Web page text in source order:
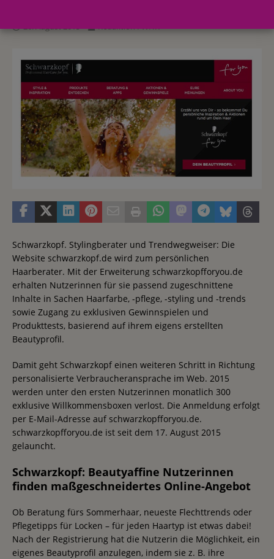
Schwarzkopf. Stylingberater und Trendwegweiser: Die
Website schwarzkopf.de wird zum persönlichen
Haarberater. Mit der Erweiterung schwarzkopfforyou.de
erhalten Nutzerinnen für sie passend zugeschnittene
Inhalte in Sachen Haarfarbe, -pflege, -styling und -trends
sowie Zugang zu exklusiven Gewinnspielen und
Produkttests, basierend auf ihrem eigens erstellten
Beautyprofil.
Damit geht Schwarzkopf einen weiteren Schritt in Richtung
personalisierte Verbraucheransprache im Web. 2015
werden unter den ersten Nutzerinnen monatlich 300
exklusive Willkommensboxen verlost. Die Anmeldung erfolgt
per E-Mail-Adresse auf schwarzkopfforyou.de.
schwarzkopfforyou.de ist seit dem 17. August 2015
gelauncht.
Schwarzkopf: Beautyaffine Nutzerinnen
finden maßgeschneidertes Online-Angebot
Ob Beratung fürs Sommerhaar, neueste Flechttrends oder
Pflegetipps für Locken – für jeden Haartyp ist etwas dabei!
Nach der Registrierung hat die Nutzerin die Möglichkeit, ein
eigenes Beautyprofil anzulegen, indem sie z. B. ihre